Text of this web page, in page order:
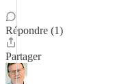
Répondre (1)
Partager